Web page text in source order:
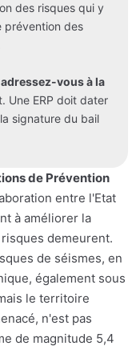
des risques qui y
prévention des
adressez-vous à la
Une ERP doit dater
signature du bail
de Prévention
entre l'Etat
à améliorer la
demeurent.
de séismes, en
également sous
le territoire
n'est pas
de magnitude 5,4